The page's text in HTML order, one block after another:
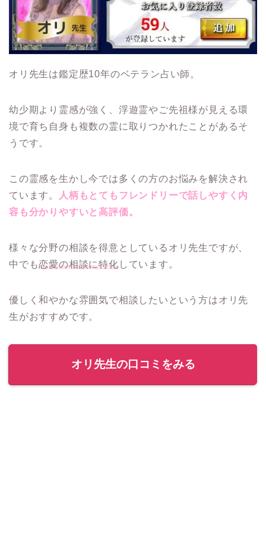
オリ先生は鑑定歴10年のベテラン占い師。
幼少期より霊感が強く、浮遊霊やご先祖様が見える環
境で育ち自身も複数の霊に取りつかれたことがあるそ
うです。
この霊感を生かし今では多くの方のお悩みを解決され
ています。
人柄もとてもフレンドリーで話しやすく内
容も分かりやすいと高評価。
様々な分野の相談を得意としているオリ先生ですが、
中でも恋愛の相談に特化 しています。
優しく和やかな雰囲気で相談したいという方はオリ先
生がおすすめです。
オリ先生の口コミをみる